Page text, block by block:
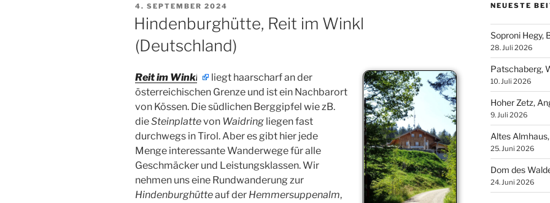
VERÖFFENTLICHT
AM
4. SEPTEMBER 2024
Hindenburghütte, Reit im Winkl
(Deutschland)
Reit im Winkl
liegt haarscharf an der
österreichischen Grenze und ist ein Nachbarort
von Kössen. Die südlichen Berggipfel wie zB.
dieSteinplattevon Waidring liegen fast
durchwegs in Tirol. Aber es gibt hier jede
Menge interessante Wanderwege für alle
Geschmäcker und Leistungsklassen. Wir
nehmen uns eine Rundwanderung zur
Hindenburghütteauf der Hemmersuppenalm,
NEUESTE
Soproni Hegy,
28. Juli 2026
Patschaberg,
10. Juli 2026
Hoher Zetz,
9. Juli 2026
Altes
25. Juni 2026
Dom des
24. Juni 2026